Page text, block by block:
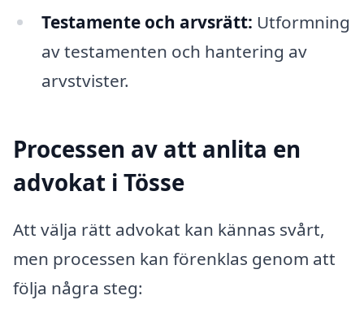
Testamente och arvsrätt: Utformning
av testamenten och hantering av
arvstvister.
Processen av att anlita en
advokat i Tösse
Att välja rätt advokat kan kännas svårt,
men processen kan förenklas genom att
följa några steg: